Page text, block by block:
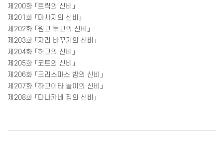
제 200화 「트릭의 신비」
제 201 화 「마사지의 신비」
제 202화 「원고 투고의 신비」
제 203화 「자리 바꾸기의 신비」
제 204화 「허그의 신비」
제 205화 「코트의 신비」
제 206화 「크리스마스 밤의 신비」
제 207화 「하고이타 놀이의 신비」
제 208화 「타나카네 집의 신비」